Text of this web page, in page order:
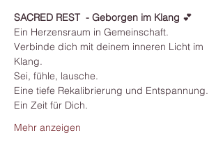
SACRED REST  - Geborgen im Klang 💕
Ein Herzensraum in Gemeinschaft.
Verbinde dich mit deinem inneren Licht im
Klang.
Sei, fühle, lausche.
Eine tiefe Rekalibrierung und Entspannung.
Ein Zeit für Dich.
Mehr anzeigen